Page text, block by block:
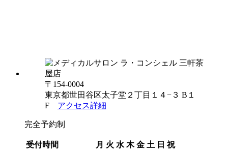
〒154-0004
東京都世田谷区太子堂２丁目１４−３ B１
F アクセス詳細
完全予約制
受付時間 月 火 水 木 金 土 日 祝